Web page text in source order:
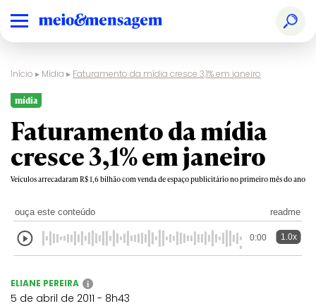
Início ▸ Mídia ▸ Faturamento da mídia cresce 3,1% em janeiro
mídia
Faturamento da mídia
cresce 3,1% em janeiro
Veículos arrecadaram R$ 1,6 bilhão com venda de espaço publicitário no primeiro mês do ano
ouça este conteúdo readme
0:00 1.0x
ELIANE PEREIRA i
5 de abril de 2011 - 8h43